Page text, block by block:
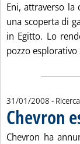
Eni, attraverso la
una scoperta di
in Egitto. Lo
pozzo esplorativo
31/01/2008 -
Chevron
Chevron ha